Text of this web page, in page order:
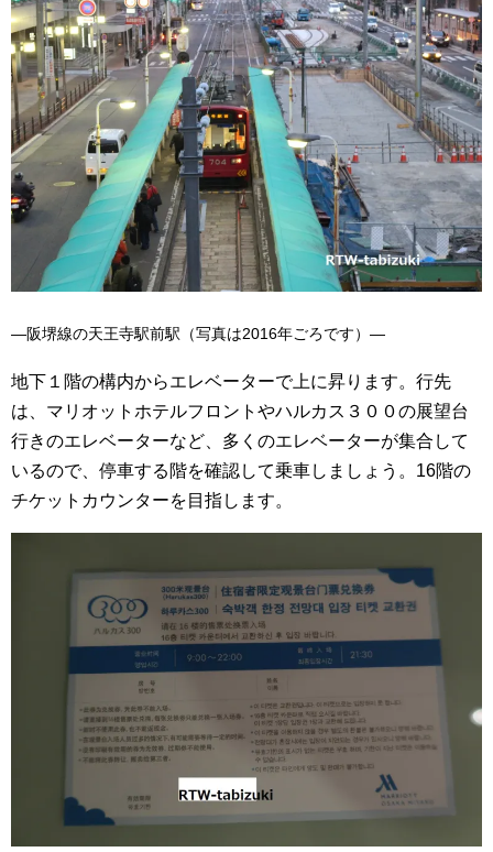
―阪堺線の天王寺駅前駅（写真は2016年ごろです）―
地下１階の構内からエレベーターで上に昇ります。行先
は、マリオットホテルフロントやハルカス３００の展望台
行きのエレベーターなど、多くのエレベーターが集合して
いるので、停車する階を確認して乗車しましょう。16階の
チケットカウンターを目指します。